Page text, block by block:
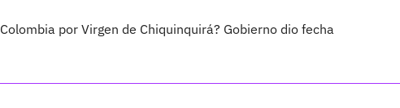
por Virgen de Chiquinquirá? Gobierno dio fecha